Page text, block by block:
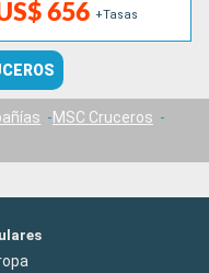
656 +Tasas
MSC Cruceros